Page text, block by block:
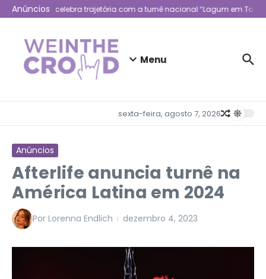
Ir para o conteúdo
Anúncios
Lagum celebra trajetória com a turnê nacional “Lagum em Todo
Menu
sexta-feira, agosto 7, 2026
Anúncios
Afterlife anuncia turnê na
América Latina em 2024
Por Lorenna Endlich dezembro 4, 2023